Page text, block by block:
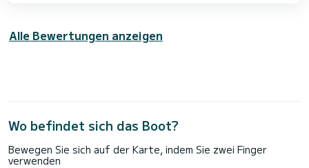
Alle Bewertungen anzeigen
Wo befindet sich das Boot?
Bewegen Sie sich auf der Karte, indem Sie zwei Finger
verwenden